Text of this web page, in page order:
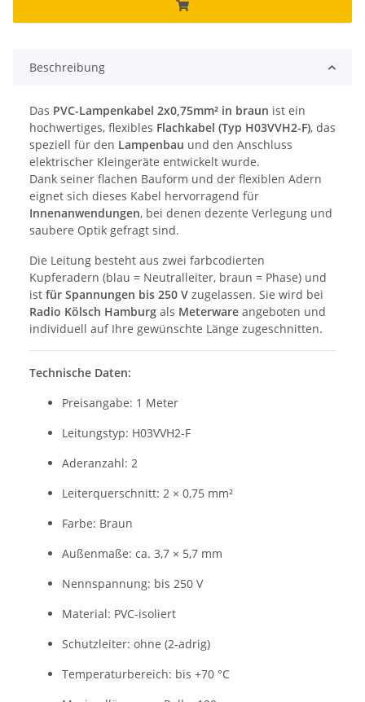
Beschreibung
Das PVC-Lampenkabel 2x0,75mm² in braun ist ein
hochwertiges, flexibles Flachkabel (Typ H03VVH2-F), das
speziell für den Lampenbau und den Anschluss
elektrischer Kleingeräte entwickelt wurde.
Dank seiner flachen Bauform und der flexiblen Adern
eignet sich dieses Kabel hervorragend für
Innenanwendungen, bei denen dezente Verlegung und
saubere Optik gefragt sind.
Die Leitung besteht aus zwei farbcodierten
Kupferadern (blau = Neutralleiter, braun = Phase) und
ist für Spannungen bis 250 V zugelassen. Sie wird bei
Radio Kölsch Hamburg als Meterware angeboten und
individuell auf Ihre gewünschte Länge zugeschnitten.
Technische Daten:
Preisangabe: 1 Meter
Leitungstyp: H03VVH2-F
Aderanzahl: 2
Leiterquerschnitt: 2 × 0,75 mm²
Farbe: Braun
Außenmaße: ca. 3,7 × 5,7 mm
Nennspannung: bis 250 V
Material: PVC-isoliert
Schutzleiter: ohne (2-adrig)
Temperaturbereich: bis +70 °C